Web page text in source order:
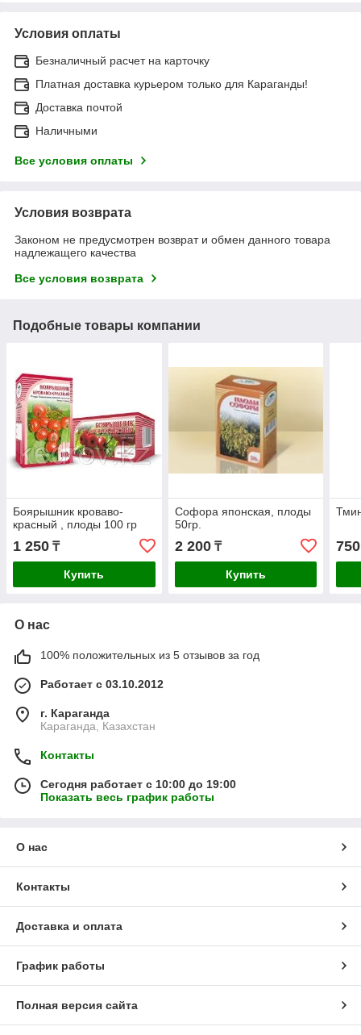
Условия оплаты
Безналичный расчет на карточку
Платная доставка курьером только для Караганды!
Доставка почтой
Наличными
Все условия оплаты
Условия возврата
Законом не предусмотрен возврат и обмен данного товара
надлежащего качества
Все условия возврата
Подобные товары компании
Боярышник кроваво-
красный , плоды 100 гр
1 250 ₸
Купить
Софора японская, плоды
50гр.
2 200₸
Купить
750
О нас
100% положительных из 5 отзывов за год
Работает с 03.10.2012
г. Караганда
Караганда, Казахстан
Контакты
Сегодня работает с 10:00 до 19:00
Показать весь график работы
О нас
Контакты
Доставка и оплата
График работы
Полная версия сайта